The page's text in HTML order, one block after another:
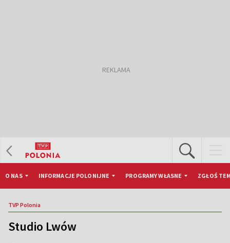
O NAS INFORMACJE POLONIJNE PROGRAMY WŁASNE ZGŁOŚ
TVP Polonia
Studio Lwów